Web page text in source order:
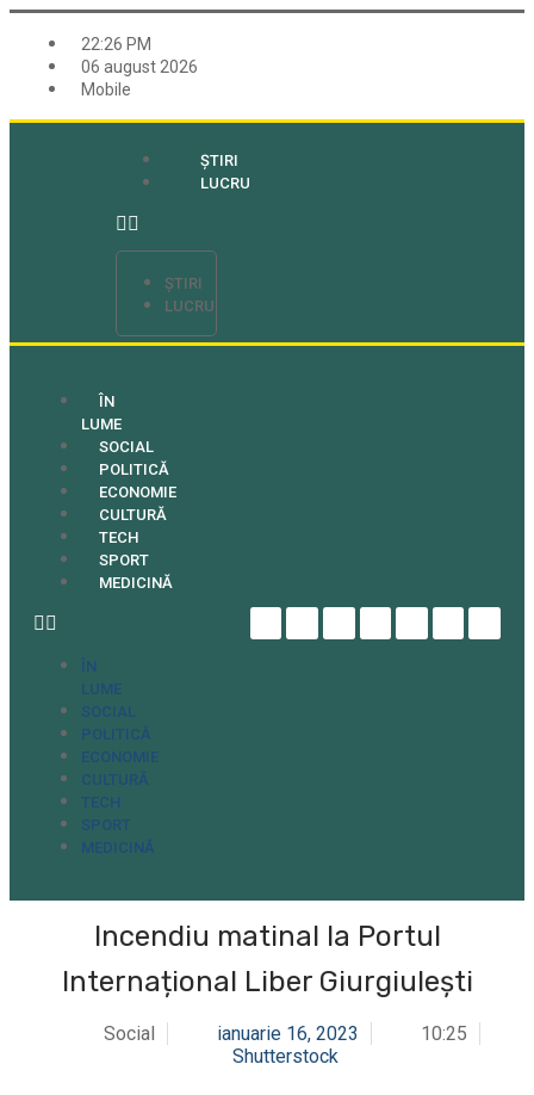
22:26 PM
06 august 2026
Mobile
ȘTIRI
LUCRU
ȘTIRI
LUCRU
ÎN
LUME
SOCIAL
POLITICĂ
ECONOMIE
CULTURĂ
TECH
SPORT
MEDICINĂ
ÎN
LUME
SOCIAL
POLITICĂ
ECONOMIE
CULTURĂ
TECH
SPORT
MEDICINĂ
Incendiu matinal la Portul
Internațional Liber Giurgiulești
Social ianuarie 16, 2023
10:25
Shutterstock